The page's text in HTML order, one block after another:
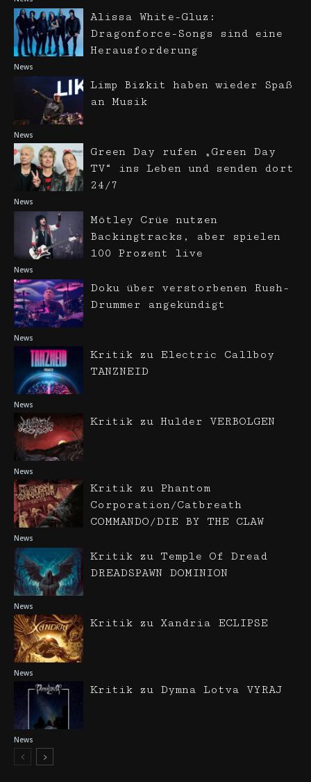
News
Alissa White-Gluz:
Dragonforce-Songs sind eine
Herausforderung
News
Limp Bizkit haben wieder Spaß
an Musik
News
Green Day rufen „Green Day
TV“ ins Leben und senden dort
24/7
News
Mötley Crüe nutzen
Backingtracks, aber spielen
100 Prozent live
News
Doku über verstorbenen Rush-
Drummer angekündigt
News
Kritik zu Electric Callboy
TANZNEID
News
Kritik zu Hulder VERBOLGEN
News
Kritik zu Phantom
Corporation/Catbreath
COMMANDO/DIE BY THE CLAW
News
Kritik zu Temple Of Dread
DREADSPAWN DOMINION
News
Kritik zu Xandria ECLIPSE
News
Kritik zu Dymna Lotva VYRAJ